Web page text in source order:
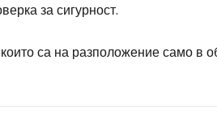
за сигурност.
са на разположение само в